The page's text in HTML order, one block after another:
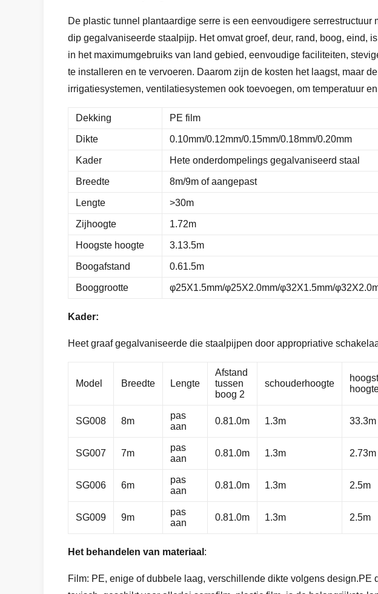
De plastic tunnel plantaardige serre is een eenvoudigere
dip gegalvaniseerde staalpijp. Het omvat groef, deur, rand, boog, eind,
in het maximumgebruiks van land gebied, eenvoudige faciliteiten,
te installeren en te vervoeren. Daarom zijn de kosten het laagst, maar
irrigatiesystemen, ventilatiesystemen ook toevoegen, om temperatuur
Dekking PE film
Dikte 0.10mm/0.12mm/0.15mm/0.18mm/0.20mm
Kader Hete onderdompelings gegalvaniseerd staal
Breedte 8m/9m of aangepast
Lengte >30m
Zijhoogte 1.72m
Hoogste hoogte 3.13.5m
Boogafstand 0.61.5m
Booggrootte φ25X1.5mm/φ25X2.0mm/φ32X1.5mm/
Kader:
Heet graaf gegalvaniseerde die staalpijpen door appropriative
Model Breedte Lengte
Afstand
tussen
boog 2
schouderhoogte
SG008 8m
pas
aan
0.81.0m 1.3m 33.3m
SG007 7m
pas
aan
0.81.0m 1.3m 2.73m
SG006 6m
pas
aan
0.81.0m 1.3m 2.5m
SG009 9m
pas
aan
0.81.0m 1.3m 2.5m
Het behandelen van materiaal :
Film: PE, enige of dubbele laag, verschillende dikte volgens